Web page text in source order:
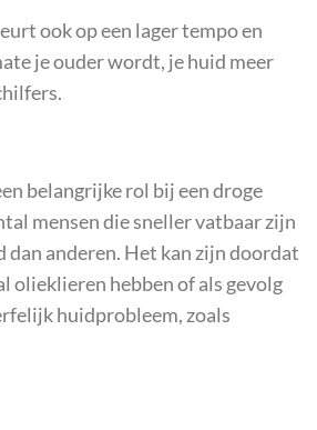
ook op een lager tempo en
je ouder wordt, je huid meer
belangrijke rol bij een droge
mensen die sneller vatbaar zijn
dan anderen. Het kan zijn doordat
olieklieren hebben of als gevolg
huidprobleem, zoals